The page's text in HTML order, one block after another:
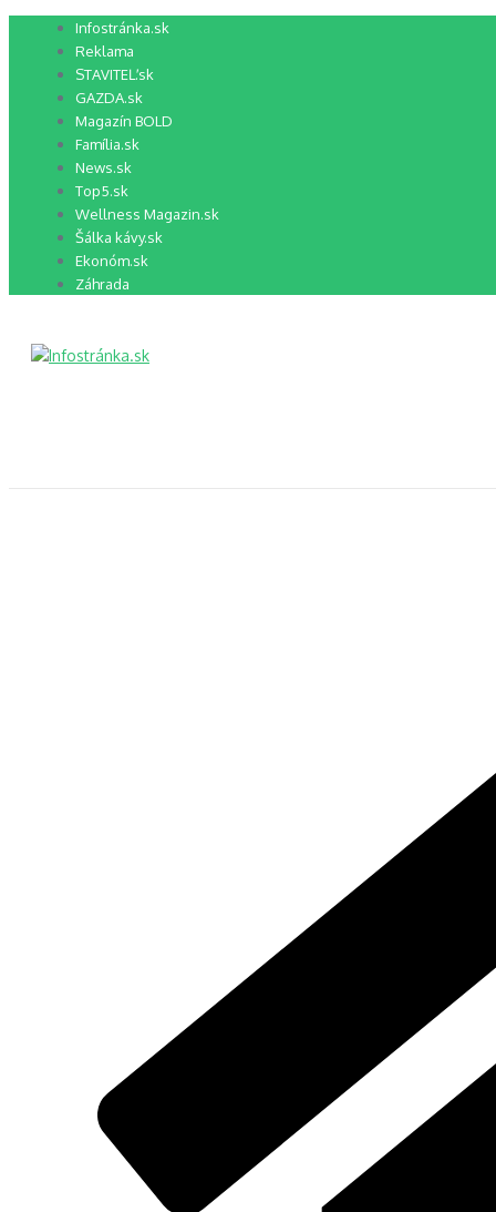
Preskočiť Infostránka.sk
Reklama
STAVITEĽ.sk
GAZDA.sk
Magazín BOLD
Família.sk
News.sk
Top5.sk
Wellness Magazin.sk
Šálka kávy.sk
Ekonóm.sk
Záhrada